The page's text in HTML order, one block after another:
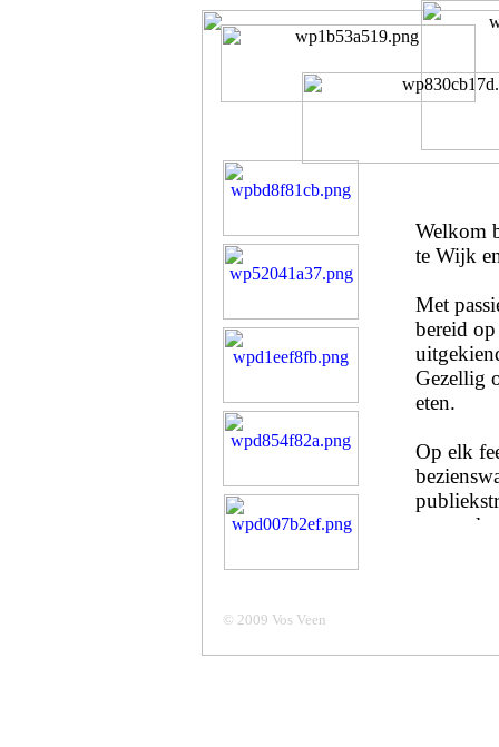
Aalburg.
© 2009 Vos Veen
Welkom
te Wijk
Met
bereid
Gezellig
eten.
Op elk
op uw